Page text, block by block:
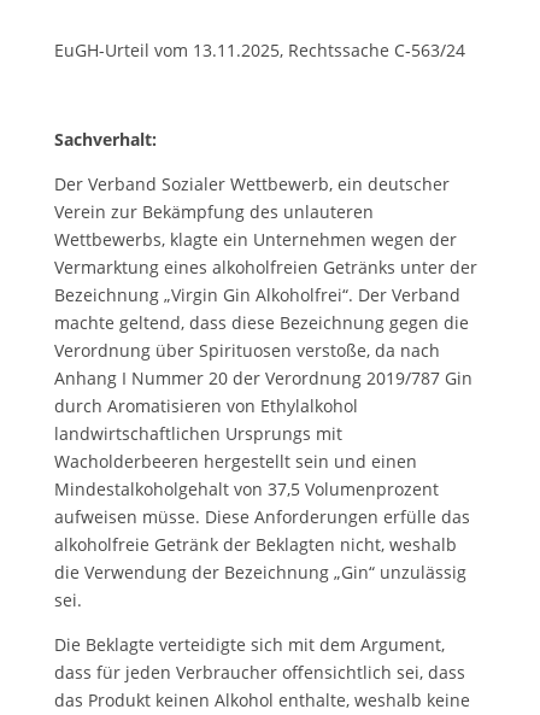
EuGH-Urteil vom 13.11.2025, Rechtssache C‑563/24
Sachverhalt:
Der Verband Sozialer Wettbewerb, ein deutscher
Verein zur Bekämpfung des unlauteren
Wettbewerbs, klagte ein Unternehmen wegen der
Vermarktung eines alkoholfreien Getränks unter der
Bezeichnung „Virgin Gin Alkoholfrei“. Der Verband
machte geltend, dass diese Bezeichnung gegen die
Verordnung über Spirituosen verstoße, da nach
Anhang I Nummer 20 der Verordnung 2019/787 Gin
durch Aromatisieren von Ethylalkohol
landwirtschaftlichen Ursprungs mit
Wacholderbeeren hergestellt sein und einen
Mindestalkoholgehalt von 37,5 Volumenprozent
aufweisen müsse. Diese Anforderungen erfülle das
alkoholfreie Getränk der Beklagten nicht, weshalb
die Verwendung der Bezeichnung „Gin“ unzulässig
sei.
Die Beklagte verteidigte sich mit dem Argument,
dass für jeden Verbraucher offensichtlich sei, dass
das Produkt keinen Alkohol enthalte, weshalb keine